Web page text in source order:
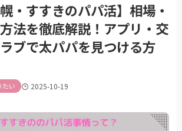
幌・すすきのパパ活】相場・
法を徹底解説！アプリ・交
ブで太パパを見つける方
たい 2025-10-19